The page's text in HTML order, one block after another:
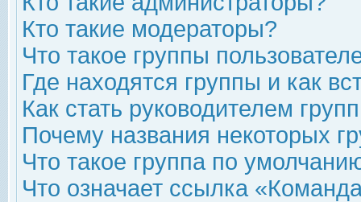
Кто такие модераторы?
Что такое группы
Где находятся группы и как
Как стать руководителем
Почему названия некоторых
Что такое группа по
Что означает ссылка